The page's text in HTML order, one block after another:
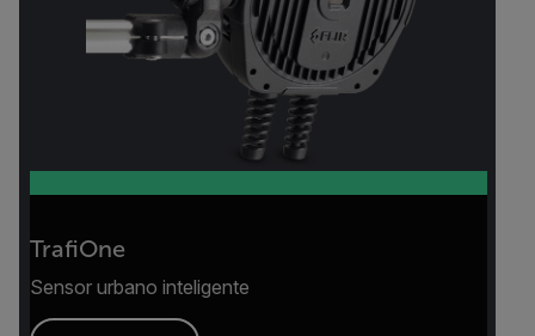
TrafiOne
Sensor urbano inteligente